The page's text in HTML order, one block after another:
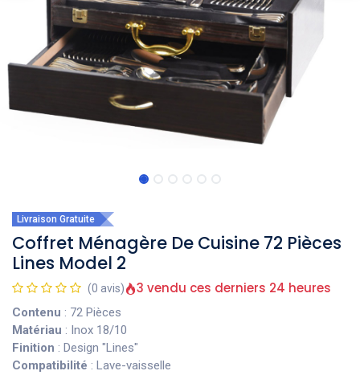
Livraison Gratuite
Coffret Ménagère De Cuisine 72 Pièces
Lines Model 2
(0 avis) 3 vendu ces derniers 24 heures
Contenu : 72 Pièces
Matériau : Inox 18/10
Finition : Design "Lines"
Compatibilité : Lave-vaisselle